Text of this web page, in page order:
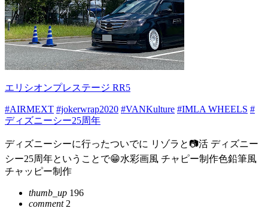
エリシオンプレステージ RR5
#AIRMEXT #jokerwrap2020 #VANKulture #IMLA WHEELS #
ディズニーシー25周年
ディズニーシーに行ったついでに リゾラと📷活 ディズニー
シー25周年ということで😁水彩画風 チャピー制作色鉛筆風
チャッピー制作
thumb_up 196
comment2